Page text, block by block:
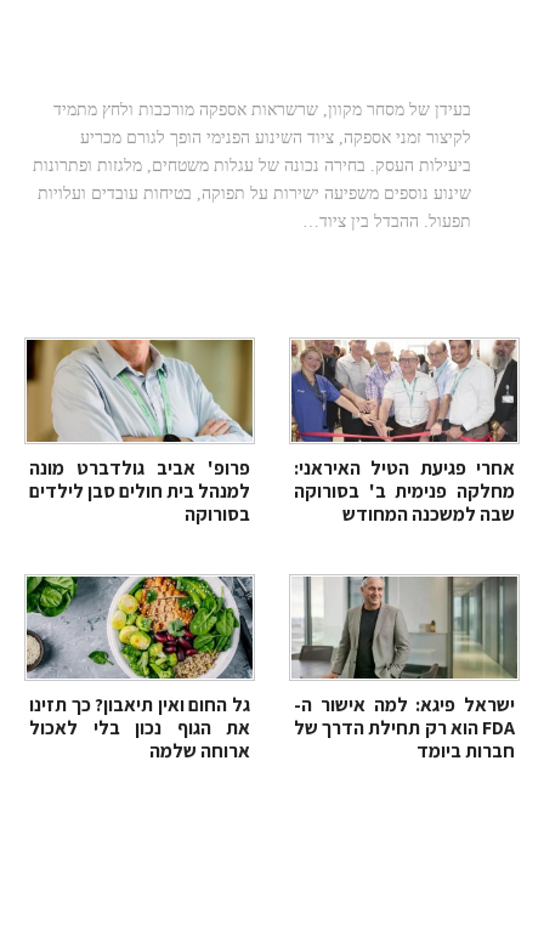
בעידן של מסחר מקוון, שרשראות אספקה מורכבות ולחץ מתמיד
לקיצור זמני אספקה, ציוד השינוע הפנימי הופך לגורם מכריע
ביעילות העסק. בחירה נכונה של עגלות משטחים, מלגזות ופתרונות
שינוע נוספים משפיעה ישירות על תפוקה, בטיחות עובדים ועלויות
תפעול. ההבדל בין ציוד…
פרופ' אביב גולדברט מונה
למנהל בית חולים סבן לילדים
בסורוקה
אחרי פגיעת הטיל האיראני:
מחלקה פנימית ב' בסורוקה
שבה למשכנה המחודש
גל החום ואין תיאבון? כך תזינו
את הגוף נכון בלי לאכול
ארוחה שלמה
ישראל פיגא: למה אישור ה-
FDA הוא רק תחילת הדרך של
חברות ביומד